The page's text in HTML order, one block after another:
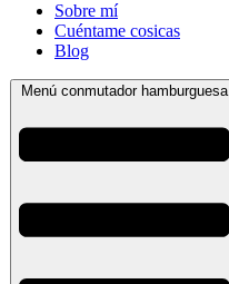
Sobre mí
Cuéntame cosicas
Blog
Menú conmutador hamburguesa